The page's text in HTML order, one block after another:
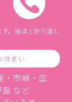
。後ほど折り返し
住まい
・市崎・皿
など